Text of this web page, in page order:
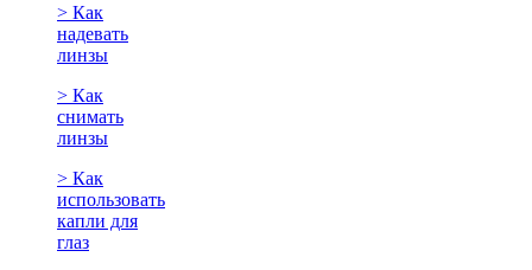
> Как
надевать
линзы
> Как
снимать
линзы
> Как
использовать
капли для
глаз